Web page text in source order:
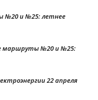
№20 и №25: летнее
маршруты №20 и №25:
22 апреля